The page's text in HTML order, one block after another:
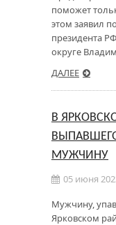
поможет
этом заявил
президента
округе
ДАЛЕЕ
В
МУЖЧИНУ
05 июня
Мужчину,
Ярковском